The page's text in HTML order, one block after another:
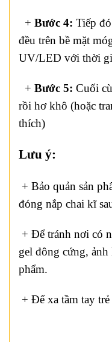
+ Bước 4: Tiếp
đều trên bề mặt
UV/LED với thời
+ Bước 5: Cuối
rồi hơ khô (hoặc
thích)
Lưu ý:
+ Bảo quản sản
đóng nắp chai kĩ
+ Để tránh nơi có
gel đông cứng, ảnh
phẩm.
+ Để xa tầm tay trẻ